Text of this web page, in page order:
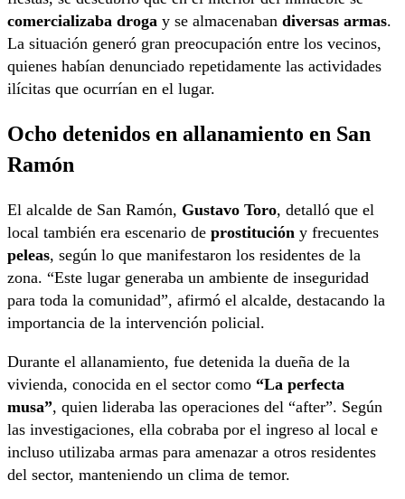
comercializaba droga y se almacenaban diversas armas.
La situación generó gran preocupación entre los vecinos,
quienes habían denunciado repetidamente las actividades
ilícitas que ocurrían en el lugar.
Ocho detenidos en allanamiento en San
Ramón
El alcalde de San Ramón, Gustavo Toro, detalló que el
local también era escenario de prostitución y frecuentes
peleas, según lo que manifestaron los residentes de la
zona. “Este lugar generaba un ambiente de inseguridad
para toda la comunidad”, afirmó el alcalde, destacando la
importancia de la intervención policial.
Durante el allanamiento, fue detenida la dueña de la
vivienda, conocida en el sector como “La perfecta
musa”, quien lideraba las operaciones del “after”. Según
las investigaciones, ella cobraba por el ingreso al local e
incluso utilizaba armas para amenazar a otros residentes
del sector, manteniendo un clima de temor.